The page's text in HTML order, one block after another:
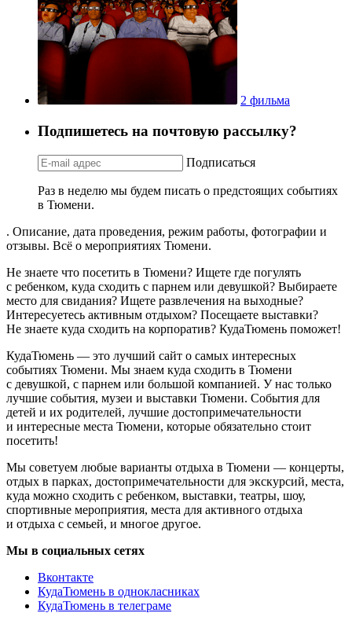
2 фильма
Подпишетесь на почтовую рассылку?
Подписаться
Раз в неделю мы будем писать о предстоящих событиях
в Тюмени.
. Описание, дата проведения, режим работы, фотографии и
отзывы. Всё о мероприятиях Тюмени.
Не знаете что посетить в Тюмени? Ищете где погулять
с ребенком, куда сходить с парнем или девушкой? Выбираете
место для свидания? Ищете развлечения на выходные?
Интересуетесь активным отдыхом? Посещаете выставки?
Не знаете куда сходить на корпоратив? КудаТюмень поможет!
КудаТюмень — это лучший сайт о самых интересных
событиях Тюмени. Мы знаем куда сходить в Тюмени
с девушкой, с парнем или большой компанией. У нас только
лучшие события, музеи и выставки Тюмени. События для
детей и их родителей, лучшие достопримечательности
и интересные места Тюмени, которые обязательно стоит
посетить!
Мы советуем любые варианты отдыха в Тюмени — концерты,
отдых в парках, достопримечательности для экскурсий, места,
куда можно сходить с ребенком, выставки, театры, шоу,
спортивные мероприятия, места для активного отдыха
и отдыха с семьей, и многое другое.
Мы в социальных сетях
Вконтакте
КудаТюмень в однокласниках
КудаТюмень в телеграме